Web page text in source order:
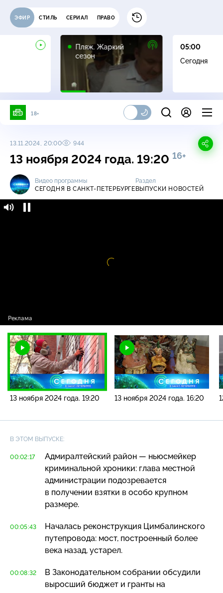
ЭФИР СТИЛЬ СЕРИАЛ ПРАВО
Пляж. Жаркий
сезон
16+
05:00
Сегодня
18+
13.11.2024, 20:00 944
13 ноября 2024 года. 19:20 16+
Видео программы
СЕГОДНЯ В САНКТ-ПЕТЕРБУРГЕ
Раздел
ВЫПУСКИ НОВОСТЕЙ
13 ноября 2024 года. 19:20 13 ноября 2024 года. 16:20
В ЭТОМ ВЫПУСКЕ:
00:02:17
Адмиралтейский район — ньюсмейкер
криминальной хроники: глава местной
администрации подозревается
в получении взятки в особо крупном
размере.
00:05:43
Началась реконструкция Цимбалинского
путепровода: мост, построенный более
века назад, устарел.
00:08:32
В Законодательном собрании обсудили
выросший бюджет и гранты на